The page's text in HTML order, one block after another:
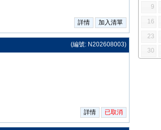
9
16
23
30
(編號: N202608003)